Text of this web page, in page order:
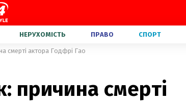
НЕРУХОМІСТЬ ПРАВО СПОРТ
смерті актора Годфрі Гао
причина смерті